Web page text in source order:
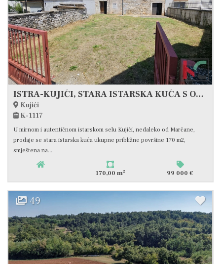
ISTRA-KUJIĆI, STARA ISTARSKA KUĆA S OKUĆNICOM - 6KM OD PLAŽA, #PRODAJA
Kujići
K-1117
U mirnom i autentičnom istarskom selu Kujići, nedaleko od Marčane,
prodaje se stara istarska kuća ukupne približne površine 170 m2,
smještena na...
170,00 m2 99 000 €
49